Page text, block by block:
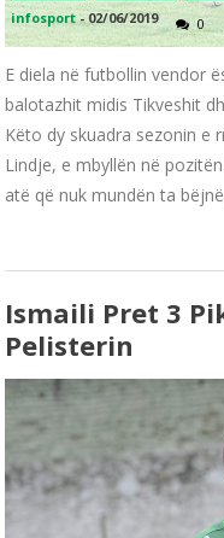
infosport -02/06/2019 0
E diela në futbollin vendor
balotazhit midis Tikveshit
Këto dy skuadra sezonin e
Lindje, e mbyllën në
atë që nuk mundën ta
Ismaili Pret 3
Pelisterin